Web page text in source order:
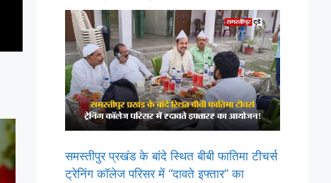
समस्तीपुर प्रखंड के बांदे स्थित बीबी फातिमा टीचर्स
ट्रेनिंग कॉलेज परिसर में “दावते इफ्तार” का